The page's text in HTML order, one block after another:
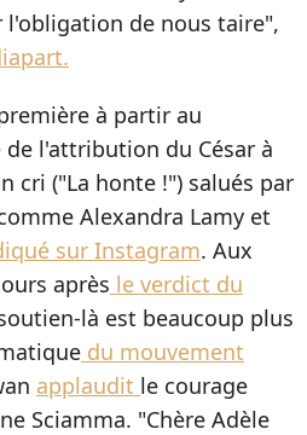
l'obligation de nous taire",
à partir au
l'attribution du César à
cri ("La honte !") salués par
Alexandra Lamy et
sur Instagram. Aux
après le verdict du
là est beaucoup plus
du mouvement
applaudit le courage
Sciamma. "Chère Adèle